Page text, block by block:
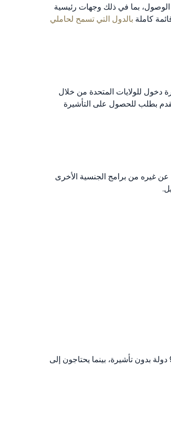
إلى أكثر من 90 دولة بدون تأشيرة أو بتأشيرة عند الوصول، بما في ذلك وجهات رئيسية
كاملة بالدول التي تسمح لحاملي
دخول للولايات المتحدة من خلال
بطلب للحصول على التأشيرة
لمدة 10 سنوات وقابل للتجديد. يميز هذا البرنامج عن غيره من برامج الجنسية الأخرى
يحتل جواز سفر فانواتو حاليًا المرتبة 59 عالميًا بناءً على مستوى الوصول الدولي الذي يوفره، حيث يمكن لحاملي جواز سفر فانواتو السفر إلى 90 دولة بدون تأشيرة، بينما يحتاجون إلى